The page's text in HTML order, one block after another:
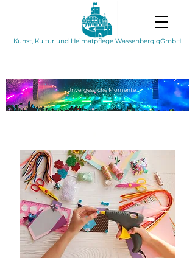
Kunst, Kultur und Heimatpflege Wassenberg gGmbH
UnvergesslicheMomente